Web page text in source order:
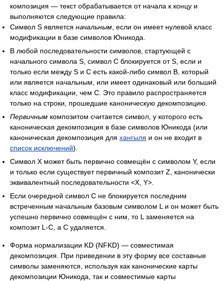
композиция — текст обрабатывается от начала к концу и
выполняются следующие правила:
Символ S является начальным , если он имеет нулевой класс
модификации в базе символов Юникода.
В любой последовательности символов, стартующей с
начального символа S, символ C блокируется от S, если и
только если между S и C есть какой-либо символ B, который
или является начальным, или имеет одинаковый или больший
класс модификации, чем C. Это правило распространяется
только на строки, прошедшие каноническую декомпозицию.
Первичным композитом считается символ, у которого есть
каноническая декомпозиция в базе символов Юникода (или
каноническая декомпозиция для хангыля и он не входит в
список исключений).
Символ X может быть первично совмещён с символом Y, если
и только если существует первичный композит Z, канонически
эквивалентный последовательности <X, Y>.
Если очередной символ C не блокируется последним
встреченным начальным базовым символом L и он может быть
успешно первично совмещён с ним, то L заменяется на
композит L-C, а C удаляется.
Форма нормализации KD (NFKD) — совместимая
декомпозиция. При приведении в эту форму все составные
символы заменяются, используя как канонические карты
декомпозиции Юникода, так и совместимые карты